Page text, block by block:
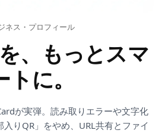
ネス・プロフィール
、もっとスマ
トに。
が実弾。読み取りエラーや文字化
りQR」をやめ、URL共有とファイ